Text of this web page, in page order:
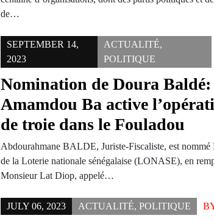
de…
SEPTEMBER 14,
2023
ACTUALITÉ,
POLITIQUE
Nomination de Doura Baldé:
Amamdou Ba active
de troie dans le Fouladou
Abdourahmane BALDE, Juriste-Fiscaliste, est nommé
de la Loterie nationale sénégalaise (LONASE), en
Monsieur Lat Diop, appelé…
JULY 06, 2023 ACTUALITÉ,POLITIQUE